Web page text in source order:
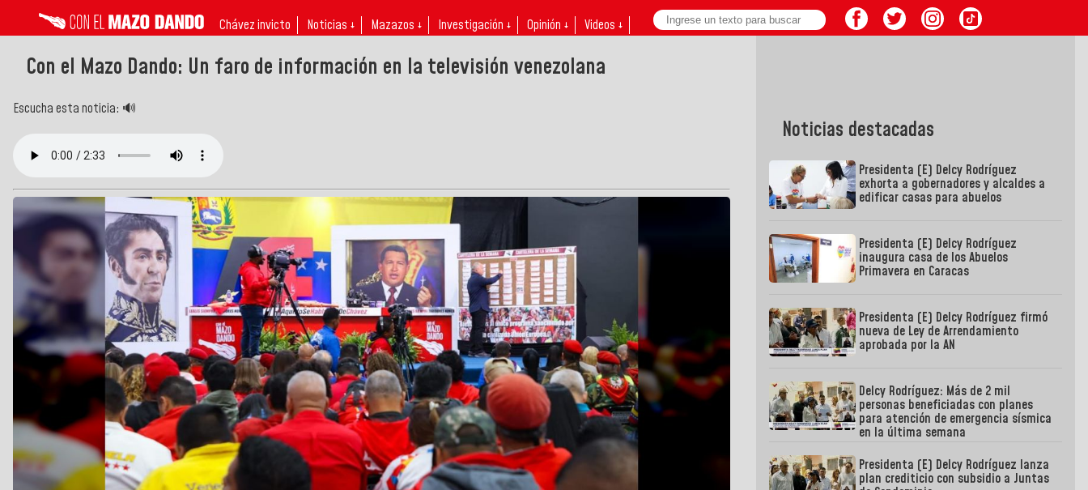
Chávez invicto Noticias ↓ Mazazos ↓ Investigación ↓ Opinión ↓ Videos ↓
Con el Mazo Dando: Un faro de información en la televisión venezolana
Escucha esta noticia: 🔊
Noticias destacadas
Presidenta (E) Delcy Rodríguez
exhorta a gobernadores y alcaldes a
edificar casas para abuelos
Presidenta (E) Delcy Rodríguez
inaugura casa de los Abuelos
Primavera en Caracas
Presidenta (E) Delcy Rodríguez firmó
nueva de Ley de Arrendamiento
aprobada por la AN
Delcy Rodríguez: Más de 2 mil
personas beneficiadas con planes
para atención de emergencia sísmica
en la última semana
Presidenta (E) Delcy Rodríguez lanza
plan crediticio con subsidio a Juntas